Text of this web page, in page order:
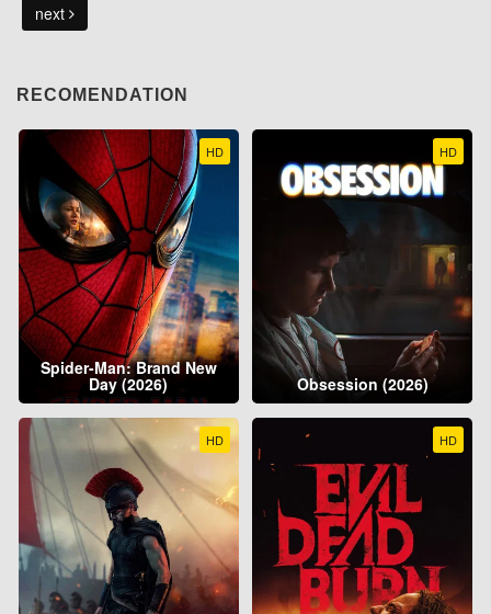
next
RECOMENDATION
HD
Spider-Man: Brand New
Day (2026)
HD
Obsession (2026)
HD HD